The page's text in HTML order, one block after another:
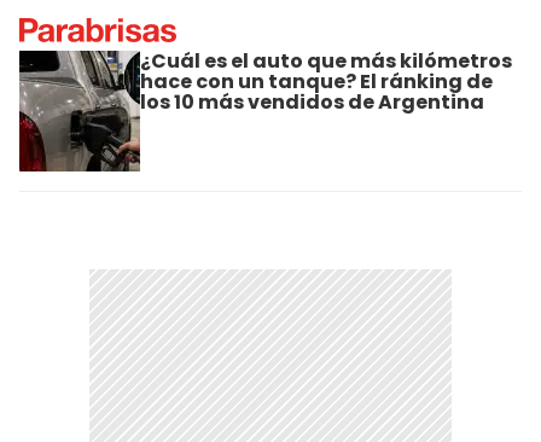
¿Cuál es el auto que más kilómetros
hace con un tanque? El ránking de
los 10 más vendidos de Argentina